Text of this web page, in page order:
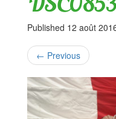
Published 12 août
← Previous